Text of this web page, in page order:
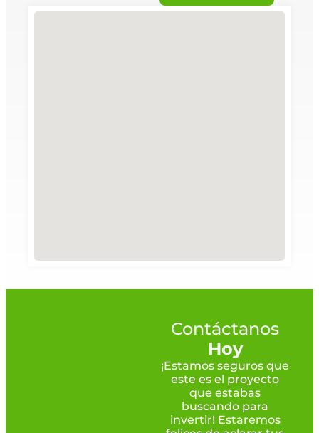
Contáctanos
Hoy
¡Estamos seguros que
este es el proyecto
que estabas
buscando para
invertir! Estaremos